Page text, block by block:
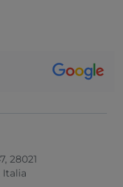
28021
Italia